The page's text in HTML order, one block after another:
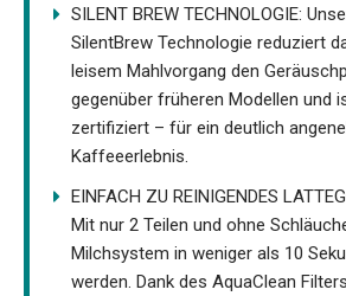
SILENT BREW TECHNOLOGIE:
SilentBrew Technologie reduziert
leisem Mahlvorgang den
gegenüber früheren Modellen und
zertifiziert – für ein deutlich
Kaffeeerlebnis.
EINFACH ZU REINIGENDES
Mit nur 2 Teilen und ohne
Milchsystem in weniger als 10
werden. Dank des AquaClean